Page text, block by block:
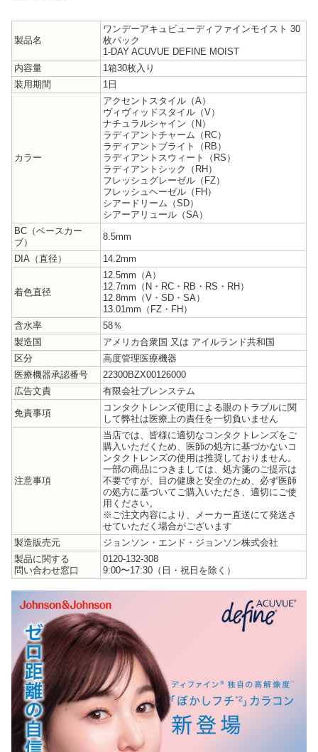
製品名
ワンデーアキュビューディファインモイスト 30
枚パック
1-DAY ACUVUE DEFINE MOIST
内容量
1箱30枚入り
装用期間
1日
カラー
アクセントスタイル（A）
ヴィヴィッドスタイル（V）
ナチュラルシャイン（N）
ラディアントチャーム（RC）
ラディアントブライト（RB）
ラディアントスウィート（RS）
ラディアントシック（RH）
フレッシュグレーゼル（FZ）
フレッシュヘーゼル（FH）
シアードリーム（SD）
シアーアリュール（SA）
BC（ベースカー
ブ）
8.5mm
DIA（直径） 14.2mm
着色直径
12.5mm（A）
12.7mm（N・RC・RB・RS・RH）
12.8mm（V・SD・SA）
13.01mm（FZ・FH）
含水率
58％
製造国
アメリカ合衆国 又は アイルランド共和国
区分
高度管理医療機器
医療機器承認番号
22300BZX00126000
広告文責
有限会社ブレンステム
免責事項
コンタクトレンズ使用による眼のトラブルに関
して弊社は医療上の責任を一切負いません
注意事項
当店では、皆様に適切なコンタクトレンズをご
購入いただくため、医師の処方に基づかないコ
ンタクトレンズの使用は推奨しておりません。
一部の商品につきましては、処方箋のご提示は
不要ですが、目の健康と安全のため、必ず医師
の処方に基づいてご購入いただき、適切にご使
用ください。
※ご注文内容により、メーカー直送にて発送さ
せていただく場合がございます
製造販売元
ジョンソン・エンド・ジョンソン株式会社
製品に関する
問い合わせ窓口
0120-132-308
9:00〜17:30（日・祝日を除く）